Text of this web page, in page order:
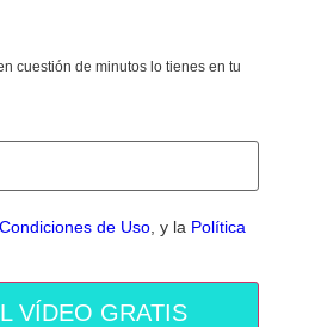
cuestión de minutos lo tienes en tu
Condiciones de Uso, y la Política
VÍDEO GRATIS